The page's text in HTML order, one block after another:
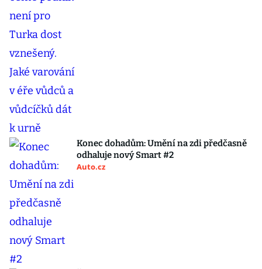
Konec dohadům: Umění na zdi předčasně
odhaluje nový Smart #2
Auto.cz